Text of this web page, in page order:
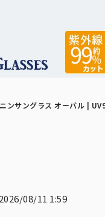
ンサングラス オーバル |
2026/08/11 1:59